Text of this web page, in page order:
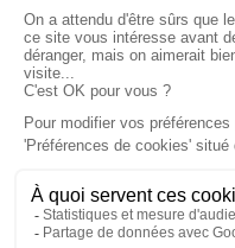
À PROPOS
CGV
Mentions légales
Données personnelles
Devenir adhérent
EN SAVOIR PLUS
Indice de réparabilité